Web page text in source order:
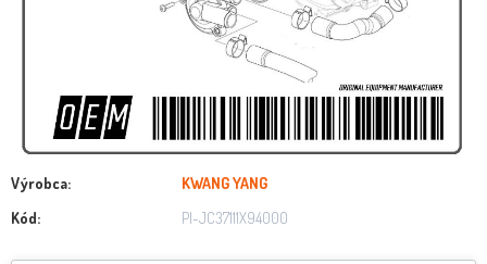
Výrobca:
KWANG YANG
Kód:
PI-JC37111X94000